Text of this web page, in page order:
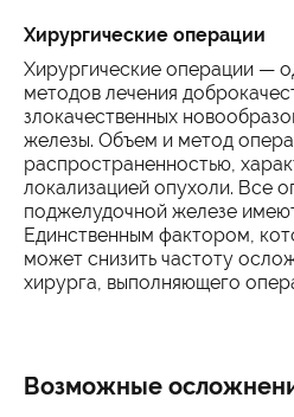
Хирургические операции
Хирургические операции —
методов лечения
злокачественных
железы. Объем и метод
распространенностью,
локализацией опухоли. Все
поджелудочной железе
Единственным фактором,
может снизить частоту
хирурга, выполняющего
Возможные